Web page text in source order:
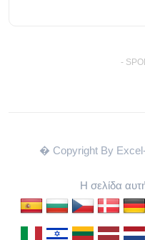
-
� Copyright By
Η σελίδα